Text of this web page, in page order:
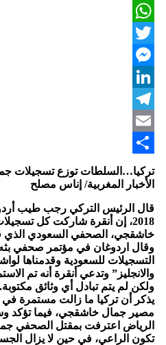
Facebook
WhatsApp
Twitter
Messenger
LinkedIn
Telegram
Email
Share
تركيا…السلطات توزع تسجيلات
الأخبار المغربية/ إناس مصلح
2018، إن أنقرة شاركت كل
خاشقجي، الصحفي السعودي الذي
وقال اردوغان في مؤتمر صحفي بثه
التسجيلات للسعودية وقدمناها
والانجليز” وتدعي أنقرة أنه تم
ولكن لم يتم تبادل أي وثائق مكتوبة.
يذكر أن تركيا ما زالت مستمرة
مصير جمال خاشقجي، فيما تؤكد
الرياض اعترفت بمقتل الصحفي
تكون الراعي، في حين لا يزال